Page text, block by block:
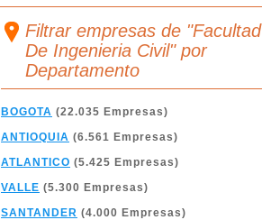
Filtrar empresas de "Facultad
De Ingenieria Civil" por
Departamento
BOGOTA (22.035 Empresas)
ANTIOQUIA (6.561 Empresas)
ATLANTICO (5.425 Empresas)
VALLE (5.300 Empresas)
SANTANDER (4.000 Empresas)